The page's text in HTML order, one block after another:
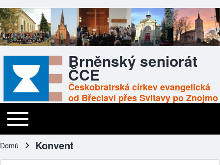
Brněnský seniorát
ČCE
Českobratrská církev evangelická
od Břeclavi přes Svitavy po Znojmo
Main navigation
Toggle main menu
Domů Konvent